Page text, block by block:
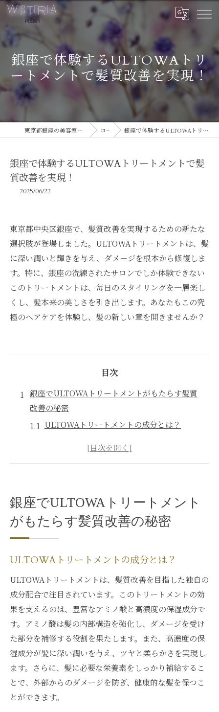
銀座で体験するULTOWAトリ
ートメントで髪質改善を実現！
東京都銀座の美容室ならWISTERIA PLUS 1 コラム 銀座で体験するULTOWAトリートメントで髪質改善を実現！
銀座で体験するULTOWAトリートメントで髪
質改善を実現！
2025/06/22
東京都中央区銀座で、髪質改善を実現するための新たな
選択肢が登場しました。ULTOWAトリートメントは、髪
に深い潤いと輝きを与え、ダメージを根本から修復しま
す。特に、銀座の洗練されたサロンでしか体験できない
このトリートメントは、毎日のスタイリングを一層楽し
くし、髪本来の美しさを引き出します。あなたもこの究
極のヘアケアを体験し、髪の新しい章を開きませんか？
目次
銀座でULTOWAトリートメントがもたらす髪質
改善の秘密
ULTOWAトリートメントの成分とは？
ULTOWAトリートメントの持続効果を高め
る方法
髪に潤いと輝きを！ULTOWAトリートメントの
驚きの効果
輝きを引き出すプロセス
他のトリートメントとの違い
髪の健康を保つための日常ケア
ULTOWAトリートメントの口コミ評価
潤いと輝きが持続する理由
銀座のラグジュアリーサロンで体験する
ULTOWAトリートメントの魅力
銀座サロンの特徴とアクセス
銀座でULTOWAトリートメント
がもたらす髪質改善の秘密
ULTOWAトリートメントの成分とは？
ULTOWAトリートメントは、髪質改善を目指した独自の
成分配合で注目されています。このトリートメントの効
果を支えるのは、豊富なアミノ酸と高濃度の保湿成分で
す。アミノ酸は髪の内部構造を強化し、ダメージを受け
た部分を補修する役割を果たします。また、高濃度の保
湿成分が髪に深い潤いを与え、ツヤと柔らかさを実現し
ます。さらに、髪に必要な栄養素をしっかり補給するこ
とで、外部からのダメージを防ぎ、健康的な髪を保つこ
とができます。